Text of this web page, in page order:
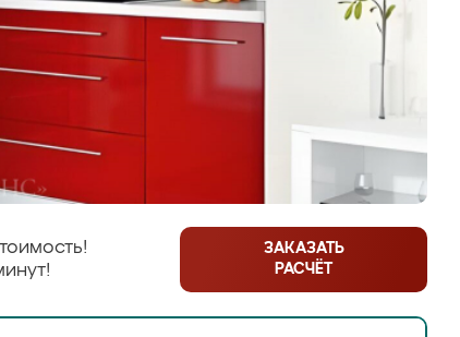
ЗАКАЗАТЬ
РАСЧЁТ